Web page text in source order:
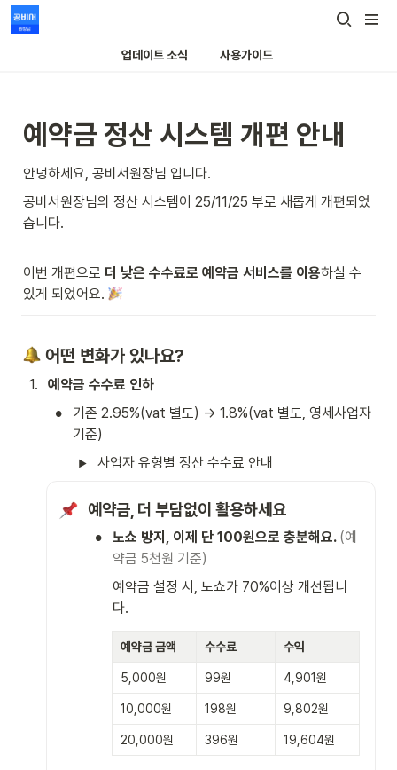
업데이트 소식 사용가이드
예약금 정산 시스템 개편 안내
안녕하세요, 공비서원장님 입니다.
공비서원장님의 정산 시스템이 25/11/25 부로 새롭게 개편되었
습니다.
이번 개편으로 더 낮은 수수료로 예약금 서비스를 이용하실 수
있게 되었어요.
어떤 변화가 있나요?
1. 예약금 수수료 인하
•
기존 2.95%(vat 별도) → 1.8%(vat 별도, 영세사업자
기준)
사업자 유형별 정산 수수료 안내
예약금, 더 부담없이 활용하세요
• 노쇼 방지, 이제 단 100원으로 충분해요. (예
약금 5천원 기준)
예약금 설정 시, 노쇼가 70%이상 개선됩니
다.
예약금 금액 수수료 수익
5,000원 99원 4,901원
10,000원 198원 9,802원
20,000원 396원 19,604원